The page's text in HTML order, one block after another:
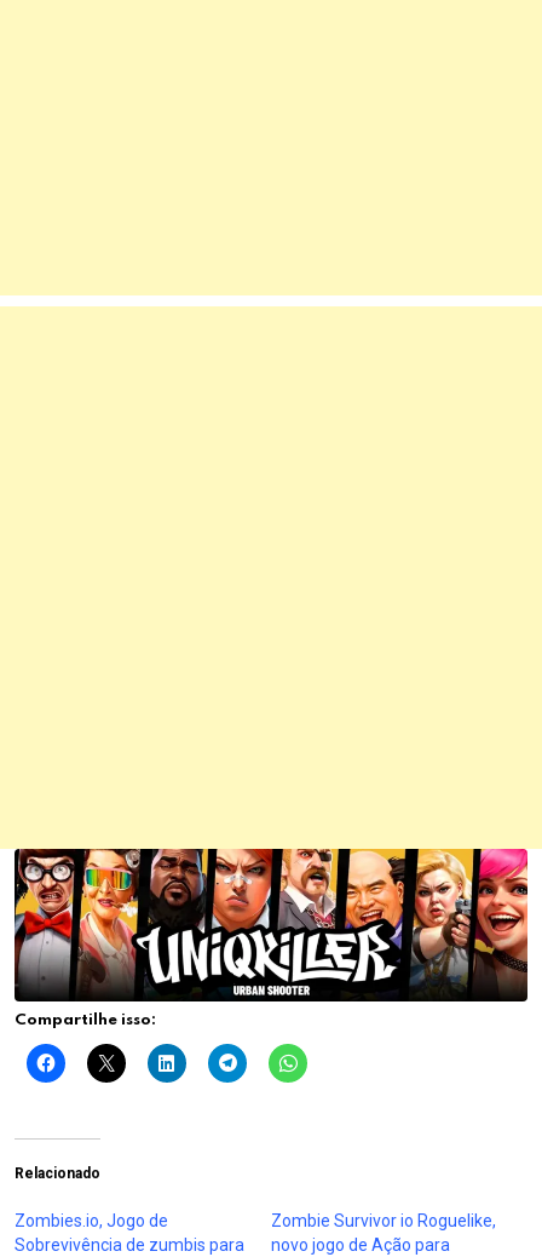
Compartilhe isso:
Relacionado
Zombies.io, Jogo de
Sobrevivência de zumbis para
Zombie Survivor io Roguelike,
novo jogo de Ação para